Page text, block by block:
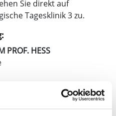
Sie direkt auf
Tagesklinik 3 zu.
PROF. HESS
Verkehrsmitteln: Sie